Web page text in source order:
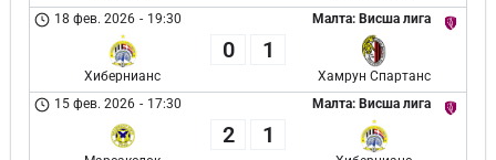
Малта: Висша лига
18 фев. 2026 - 19:30
Хибернианс
0 1
Хамрун Спартанс
Малта: Висша лига
15 фев. 2026 - 17:30
2 1